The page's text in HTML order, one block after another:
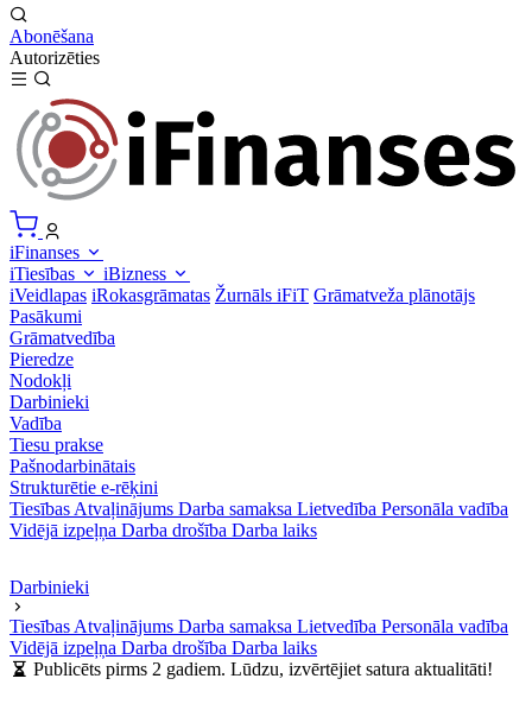
Abonēšana
Autorizēties
iFinanses
iTiesības
iBizness
iVeidlapas iRokasgrāmatas Žurnāls iFiT Grāmatveža plānotājs
Pasākumi
Grāmatvedība
Pieredze
Nodokļi
Darbinieki
Vadība
Tiesu prakse
Pašnodarbinātais
Strukturētie e-rēķini
Tiesības Atvaļinājums Darba samaksa Lietvedība Personāla vadība
Vidējā izpeļņa Darba drošība Darba laiks
Darbinieki
Tiesības Atvaļinājums Darba samaksa Lietvedība Personāla vadība
Vidējā izpeļņa Darba drošība Darba laiks
Publicēts pirms 2 gadiem. Lūdzu, izvērtējiet satura aktualitāti!